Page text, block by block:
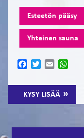
Esteetön pääsy
Yhteinen sauna
KYSY LISÄÄ
FacebookTwitterEmail